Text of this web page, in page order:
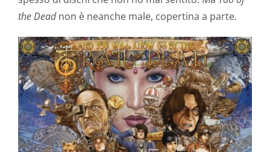
the Deadnon è neanche male, copertina a parte.